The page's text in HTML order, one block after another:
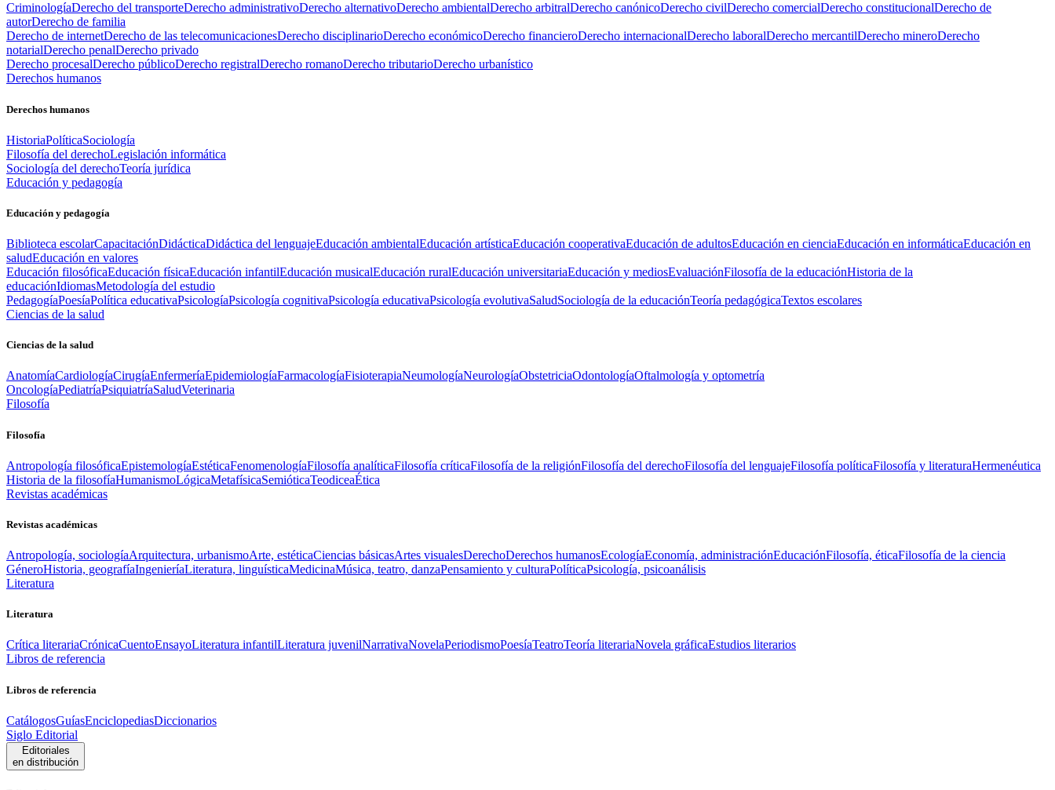
CriminologíaDerecho del transporteDerecho administrativoDerecho alternativoDerecho ambientalDerecho arbitralDerecho canónicoDerecho civilDerecho comercialDerecho constitucionalDerecho de
autorDerecho de familia
Derecho de internetDerecho de las telecomunicacionesDerecho disciplinarioDerecho económicoDerecho financieroDerecho internacionalDerecho laboralDerecho mercantilDerecho mineroDerecho
notarialDerecho penalDerecho privado
Derecho procesalDerecho públicoDerecho registralDerecho romanoDerecho tributarioDerecho urbanístico
Derechos humanos
Derechos humanos
HistoriaPolíticaSociología
Filosofía del derechoLegislación informática
Sociología del derechoTeoría jurídica
Educación y pedagogía
Educación y pedagogía
Biblioteca escolarCapacitaciónDidácticaDidáctica del lenguajeEducación ambientalEducación artísticaEducación cooperativaEducación de adultosEducación en cienciaEducación en informáticaEducación en
saludEducación en valores
Educación filosóficaEducación físicaEducación infantilEducación musicalEducación ruralEducación universitariaEducación y mediosEvaluaciónFilosofía de la educaciónHistoria de la
educaciónIdiomasMetodología del estudio
PedagogíaPoesíaPolítica educativaPsicologíaPsicología cognitivaPsicología educativaPsicología evolutivaSaludSociología de la educaciónTeoría pedagógicaTextos escolares
Ciencias de la salud
Ciencias de la salud
AnatomíaCardiologíaCirugíaEnfermeríaEpidemiologíaFarmacologíaFisioterapiaNeumologíaNeurologíaObstetriciaOdontologíaOftalmología y optometría
OncologíaPediatríaPsiquiatríaSaludVeterinaria
Filosofía
Filosofía
Antropología filosóficaEpistemologíaEstéticaFenomenologíaFilosofía analíticaFilosofía críticaFilosofía de la religiónFilosofía del derechoFilosofía del lenguajeFilosofía políticaFilosofía y literaturaHermenéutica
Historia de la filosofíaHumanismoLógicaMetafísicaSemióticaTeodiceaÉtica
Revistas académicas
Revistas académicas
Antropología, sociologíaArquitectura, urbanismoArte, estéticaCiencias básicasArtes visualesDerechoDerechos humanosEcologíaEconomía, administraciónEducaciónFilosofía, éticaFilosofía de la ciencia
GéneroHistoria, geografíaIngenieríaLiteratura, linguísticaMedicinaMúsica, teatro, danzaPensamiento y culturaPolíticaPsicología, psicoanálisis
Literatura
Literatura
Crítica literariaCrónicaCuentoEnsayoLiteratura infantilLiteratura juvenilNarrativaNovelaPeriodismoPoesíaTeatroTeoría literariaNovela gráficaEstudios literarios
Libros de referencia
Libros de referencia
CatálogosGuíasEnciclopediasDiccionarios
Siglo Editorial
Editoriales
en distribución